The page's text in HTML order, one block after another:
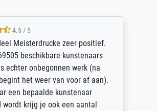
4.5 / 5
Meisterdrucke zeer positief.
beschikbare kunstenaars
echter onbegonnen werk (na
het weer van voor af aan).
een bepaalde kunstenaar
wordt krijg je ook een aantal